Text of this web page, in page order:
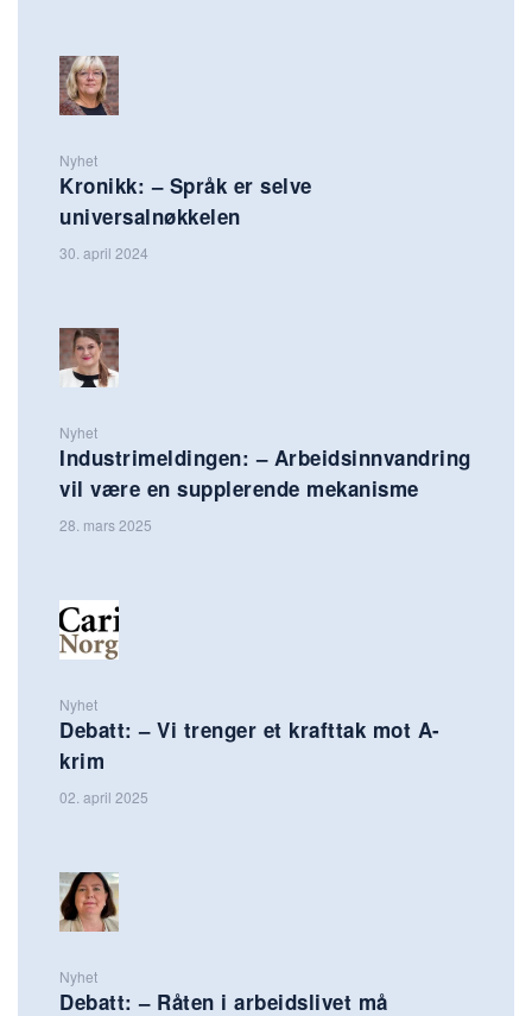
Nyhet
Kronikk: – Språk er selve
universalnøkkelen
30. april 2024
Nyhet
Industrimeldingen: – Arbeidsinnvandring
vil være en supplerende mekanisme
28. mars 2025
Nyhet
Debatt: – Vi trenger et krafttak mot A-
krim
02. april 2025
Nyhet
Debatt: – Råten i arbeidslivet må